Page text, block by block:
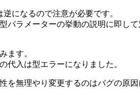
になるので注意が必要です。
ラメーターの挙動の説明に即し
ます。
の代入は型エラーになりました。
無理やり変更するのはバグの原